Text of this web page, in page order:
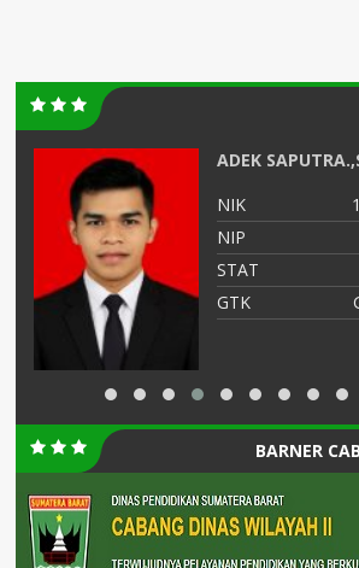
ADEK
NIK
NIP
STAT
GTK
BARNER